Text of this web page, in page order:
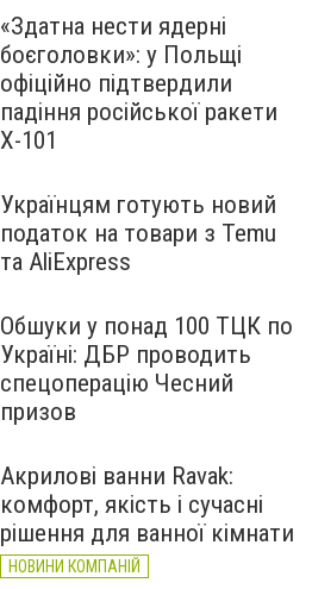
«Здатна нести ядерні
боєголовки»: у Польщі
офіційно підтвердили
падіння російської ракети
Х-101
Українцям готують новий
податок на товари з Temu
та AliExpress
Обшуки у понад 100 ТЦК по
Україні: ДБР проводить
спецоперацію Чесний
призов
Акрилові ванни Ravak:
комфорт, якість і сучасні
рішення для ванної кімнати
НОВИНИ КОМПАНІЙ